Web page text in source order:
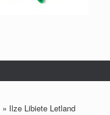
» Ilze Libiete Letland